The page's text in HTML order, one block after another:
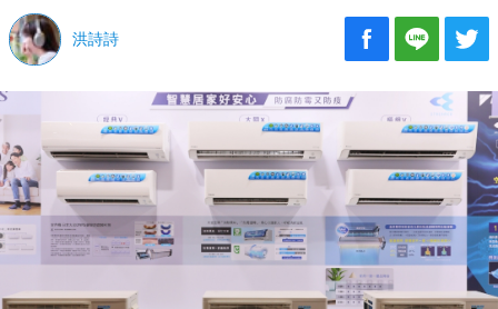
洪詩詩